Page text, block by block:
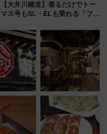
【大井川鐵道】着るだけでトー
マス号もSL・ELも乗れる「フリ
受注販売